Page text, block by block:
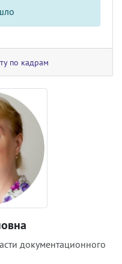
по кадрам
документационного